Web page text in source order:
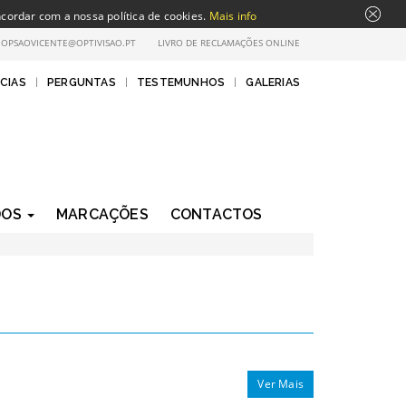
com a nossa política de cookies. Mais info
LIVRO DE RECLAMAÇÕES ONLINE
OPSAOVICENTE@OPTIVISAO.PT
GALERIAS
TESTEMUNHOS
PERGUNTAS
MARCAÇÕES CONTACTOS
Ver Mais